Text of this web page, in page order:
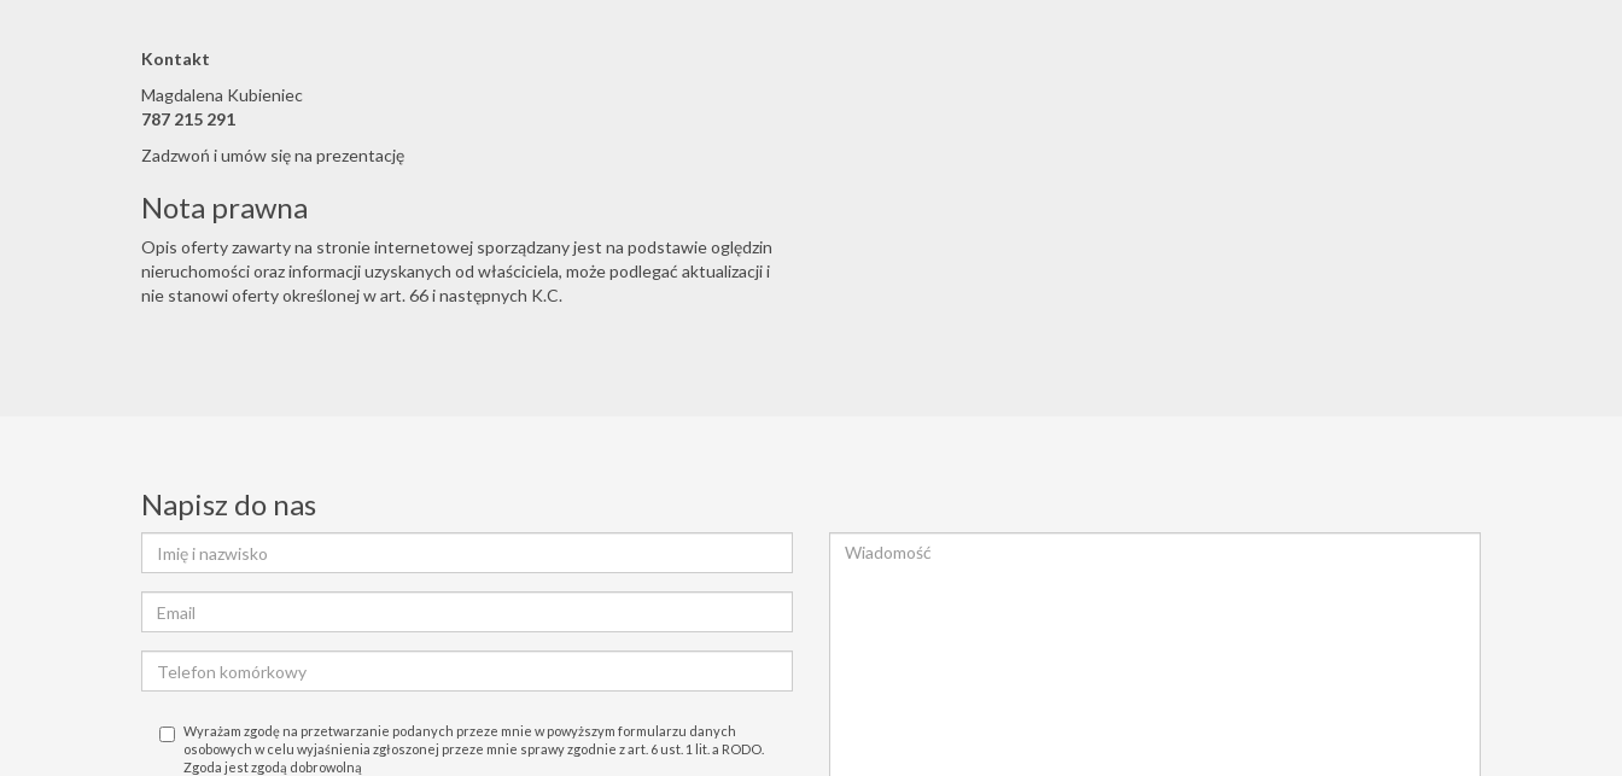
Kontakt
Magdalena Kubieniec
787 215 291
Zadzwoń i umów się na prezentację
Nota prawna
Opis oferty zawarty na stronie internetowej sporządzany jest na podstawie oględzin
nieruchomości oraz informacji uzyskanych od właściciela, może podlegać aktualizacji i
nie stanowi oferty określonej w art. 66 i następnych K.C.
Napisz do nas
Wyrażam zgodę na przetwarzanie podanych przeze mnie w powyższym formularzu danych
osobowych w celu wyjaśnienia zgłoszonej przeze mnie sprawy zgodnie z art. 6 ust. 1 lit. a RODO.
Zgoda jest zgodą dobrowolną